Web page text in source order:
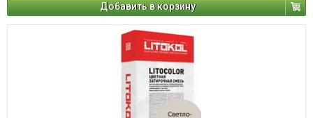
Добавить в корзину